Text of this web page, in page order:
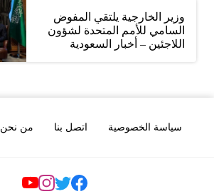
وزير الخارجية يلتقي المفوض
السامي للأمم المتحدة لشؤون
اللاجئين – أخبار السعودية
سياسة الخصوصية اتصل بنا من نحن
Social Links